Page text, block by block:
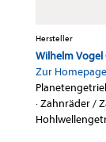
Hersteller
Wilhelm
Zur Homepage
·Zahnräder /